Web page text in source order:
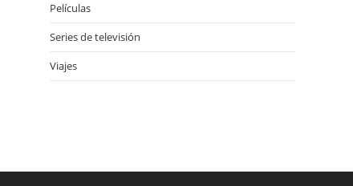
Películas
Series de televisión
Viajes